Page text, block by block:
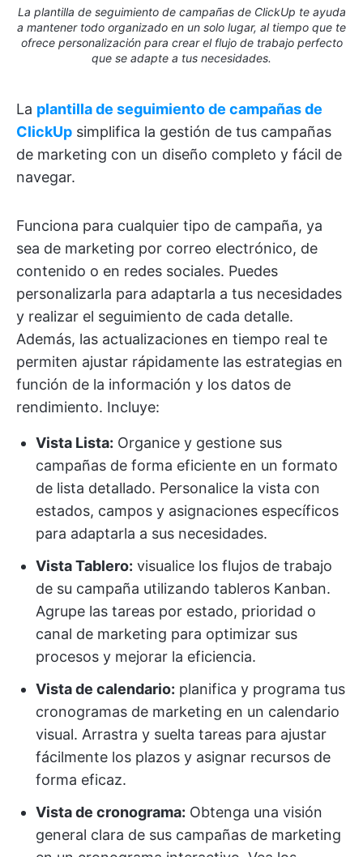
La plantilla de seguimiento de campañas de ClickUp te ayuda
a mantener todo organizado en un solo lugar, al tiempo que te
ofrece personalización para crear el flujo de trabajo perfecto
que se adapte a tus necesidades.
La plantilla de seguimiento de campañas de
ClickUp simplifica la gestión de tus campañas
de marketing con un diseño completo y fácil de
navegar.
Funciona para cualquier tipo de campaña, ya
sea de marketing por correo electrónico, de
contenido o en redes sociales. Puedes
personalizarla para adaptarla a tus necesidades
y realizar el seguimiento de cada detalle.
Además, las actualizaciones en tiempo real te
permiten ajustar rápidamente las estrategias en
función de la información y los datos de
rendimiento. Incluye:
Vista Lista: Organice y gestione sus
campañas de forma eficiente en un formato
de lista detallado. Personalice la vista con
estados, campos y asignaciones específicos
para adaptarla a sus necesidades.
Vista Tablero: visualice los flujos de trabajo
de su campaña utilizando tableros Kanban.
Agrupe las tareas por estado, prioridad o
canal de marketing para optimizar sus
procesos y mejorar la eficiencia.
Vista de calendario: planifica y programa tus
cronogramas de marketing en un calendario
visual. Arrastra y suelta tareas para ajustar
fácilmente los plazos y asignar recursos de
forma eficaz.
Vista de cronograma: Obtenga una visión
general clara de sus campañas de marketing